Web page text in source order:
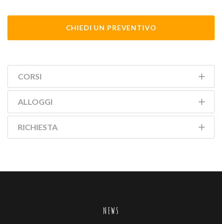
CHIEDI UN PREVENTIVO
CORSI
ALLOGGI
RICHIESTA
NEWS